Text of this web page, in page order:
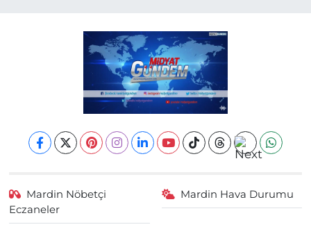
Mardin Nöbetçi
Eczaneler
Mardin Hava Durumu